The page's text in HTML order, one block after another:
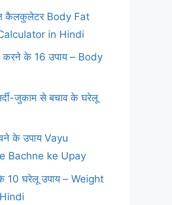
कैलकुलेटर Body Fat
in Hindi
करने के 16 उपाय – Body
जुकाम से बचाव के घरेलू
के उपाय Vayu
Bachne ke Upay
घरेलू उपाय – Weight